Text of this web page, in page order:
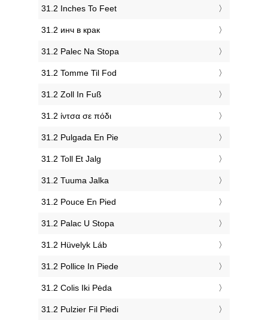
‎31.2 Inches To Feet
‎31.2 инч в крак
‎31.2 Palec Na Stopa
‎31.2 Tomme Til Fod
‎31.2 Zoll In Fuß
‎31.2 ίντσα σε πόδι
‎31.2 Pulgada En Pie
‎31.2 Toll Et Jalg
‎31.2 Tuuma Jalka
‎31.2 Pouce En Pied
‎31.2 Palac U Stopa
‎31.2 Hüvelyk Láb
‎31.2 Pollice In Piede
‎31.2 Colis Iki Pėda
‎31.2 Pulzier Fil Piedi